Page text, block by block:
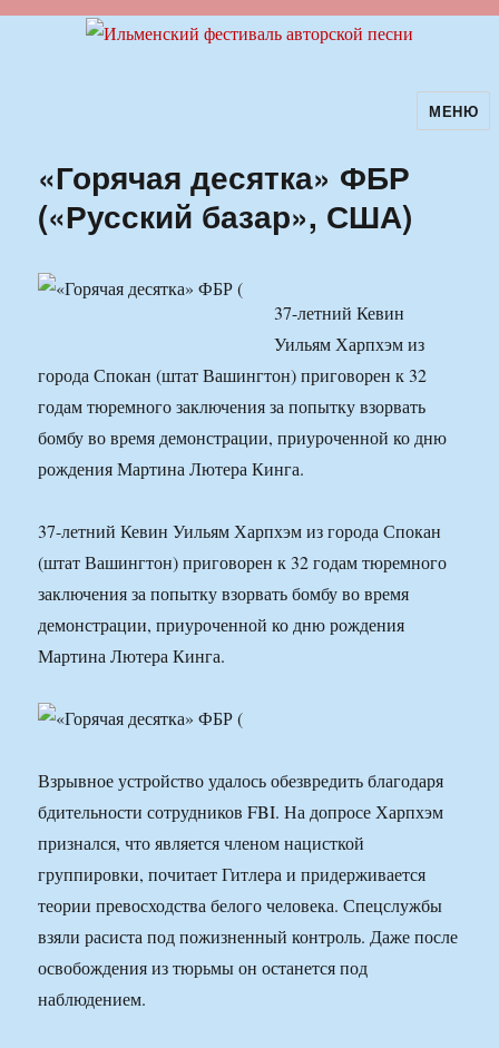
Ильменский фестиваль авторскойМЕНЮ
«Горячая десятка» ФБР
(«Русский базар», США)
37-летний Кевин
Уильям Харпхэм из
города Спокан (штат Вашингтон) приговорен к 32
годам тюремного заключения за попытку взорвать
бомбу во время демонстрации, приуроченной ко дню
рождения Мартина Лютера Кинга.
37-летний Кевин Уильям Харпхэм из города Спокан
(штат Вашингтон) приговорен к 32 годам тюремного
заключения за попытку взорвать бомбу во время
демонстрации, приуроченной ко дню рождения
Мартина Лютера Кинга.
Взрывное устройство удалось обезвредить благодаря
бдительности сотрудников FBI. На допросе Харпхэм
признался, что является членом нацисткой
группировки, почитает Гитлера и придерживается
теории превосходства белого человека. Спецслужбы
взяли расиста под пожизненный контроль. Даже после
освобождения из тюрьмы он останется под
наблюдением.